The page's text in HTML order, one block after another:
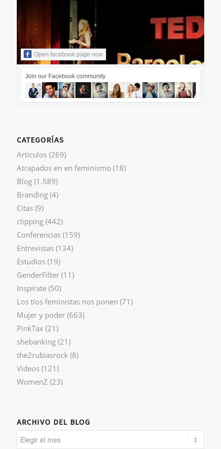
Open facebook page now
Join our Facebook community
CATEGORÍAS
Artículos(269)
Atrapados en en feminismo (18)
Blog(1.589)
Branding(4)
Citas(9)
clipping(442)
Conferencias(159)
Entrevistas(134)
Estudios(19)
GenderFilter(11)
Inspírate(50)
Los tíos feministas nos ponen (71)
Mujer y poder(663)
PinkTax(21)
shebanking(21)
the2rubiasrock(8)
Videos(121)
WomenZ (23)
ARCHIVO DEL BLOG